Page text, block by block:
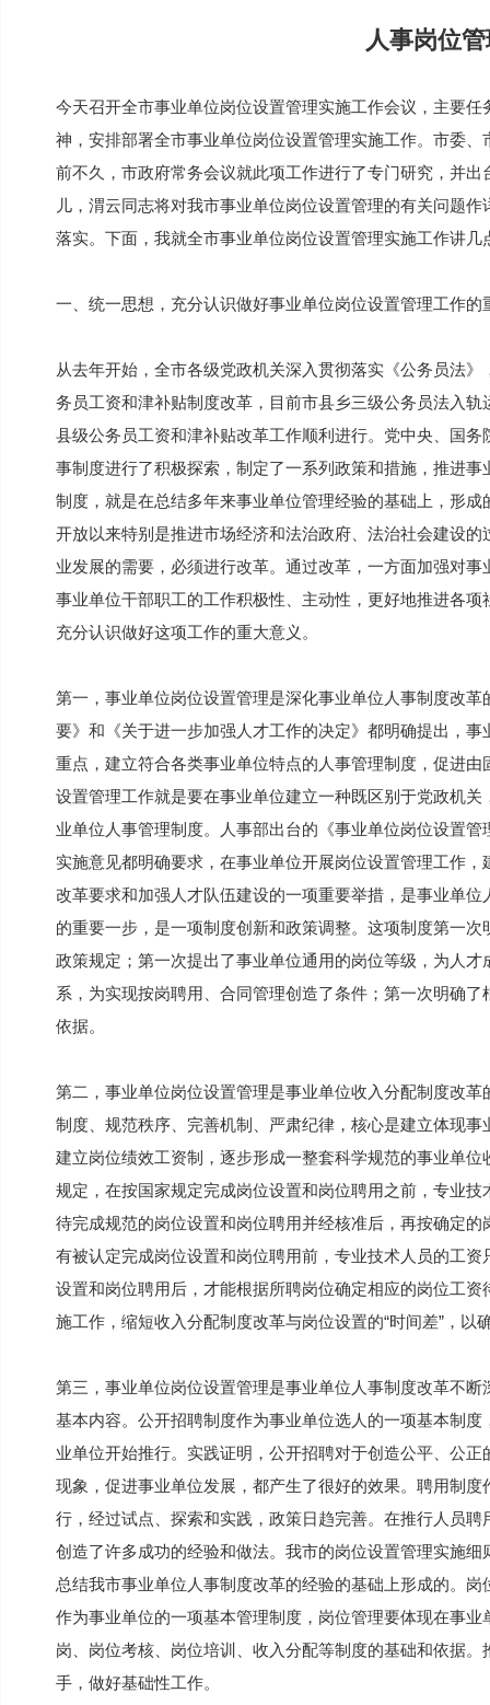
人事岗位
今天召开全市事业单位岗位设置管理实施工作会议，主要
神，安排部署全市事业单位岗位设置管理实施工作。市委
前不久，市政府常务会议就此项工作进行了专门研究，并
儿，渭云同志将对我市事业单位岗位设置管理的有关问题
落实。下面，我就全市事业单位岗位设置管理实施工作讲几
一、统一思想，充分认识做好事业单位岗位设置管理工作的
从去年开始，全市各级党政机关深入贯彻落实《公务员法
务员工资和津补贴制度改革，目前市县乡三级公务员法入
县级公务员工资和津补贴改革工作顺利进行。党中央、国
事制度进行了积极探索，制定了一系列政策和措施，推进
制度，就是在总结多年来事业单位管理经验的基础上，形
开放以来特别是推进市场经济和法治政府、法治社会建设
业发展的需要，必须进行改革。通过改革，一方面加强对
事业单位干部职工的工作积极性、主动性，更好地推进各
充分认识做好这项工作的重大意义。
第一，事业单位岗位设置管理是深化事业单位人事制度改
要》和《关于进一步加强人才工作的决定》都明确提出，
重点，建立符合各类事业单位特点的人事管理制度，促进
设置管理工作就是要在事业单位建立一种既区别于党政机
业单位人事管理制度。人事部出台的《事业单位岗位设置
实施意见都明确要求，在事业单位开展岗位设置管理工作
改革要求和加强人才队伍建设的一项重要举措，是事业单
的重要一步，是一项制度创新和政策调整。这项制度第一
政策规定；第一次提出了事业单位通用的岗位等级，为人
系，为实现按岗聘用、合同管理创造了条件；第一次明确
依据。
第二，事业单位岗位设置管理是事业单位收入分配制度改
制度、规范秩序、完善机制、严肃纪律，核心是建立体现
建立岗位绩效工资制，逐步形成一整套科学规范的事业单
规定，在按国家规定完成岗位设置和岗位聘用之前，专业
待完成规范的岗位设置和岗位聘用并经核准后，再按确定
有被认定完成岗位设置和岗位聘用前，专业技术人员的工
设置和岗位聘用后，才能根据所聘岗位确定相应的岗位工
施工作，缩短收入分配制度改革与岗位设置的“时间差”，
第三，事业单位岗位设置管理是事业单位人事制度改革不
基本内容。公开招聘制度作为事业单位选人的一项基本制
业单位开始推行。实践证明，公开招聘对于创造公平、公
现象，促进事业单位发展，都产生了很好的效果。聘用制
行，经过试点、探索和实践，政策日趋完善。在推行人员
创造了许多成功的经验和做法。我市的岗位设置管理实施
总结我市事业单位人事制度改革的经验的基础上形成的。
作为事业单位的一项基本管理制度，岗位管理要体现在事
岗、岗位考核、岗位培训、收入分配等制度的基础和依据
手，做好基础性工作。